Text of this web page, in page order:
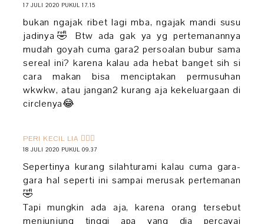
17 JULI 2020 PUKUL 17.15
bukan ngajak ribet lagi mba, ngajak mandi susu
jadinya🤣 Btw ada gak ya yg pertemanannya
mudah goyah cuma gara2 persoalan bubur sama
sereal ini? karena kalau ada hebat banget sih si
cara makan bisa menciptakan permusuhan
wkwkw, atau jangan2 kurang aja kekeluargaan di
circlenya😂
PERI KECIL LIA 🧚🏻‍♀️
18 JULI 2020 PUKUL 09.37
Sepertinya kurang silahturami kalau cuma gara-
gara hal seperti ini sampai merusak pertemanan
🤣
Tapi mungkin ada aja, karena orang tersebut
menjunjung tinggi apa yang dia percayai